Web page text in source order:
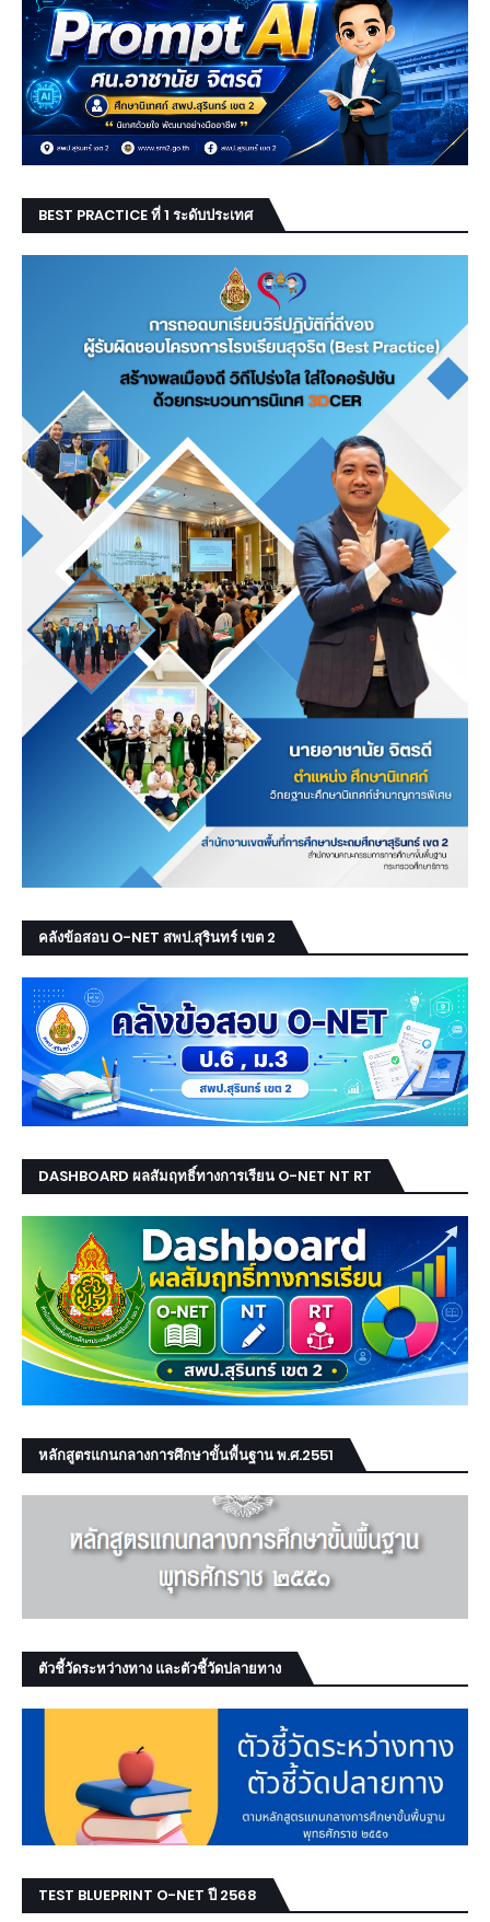
BEST PRACTICE ที่ 1 ระดับประเทศ
คลังข้อสอบ O-NET สพป.สุรินทร์ เขต 2
DASHBOARD ผลสัมฤทธิ์ทางการเรียน O-NET NT RT
หลักสูตรแกนกลางการศึกษาขั้นพื้นฐาน พ.ศ.2551
ตัวชี้วัดระหว่างทาง และตัวชี้วัดปลายทาง
TEST BLUEPRINT O-NET ปี 2568